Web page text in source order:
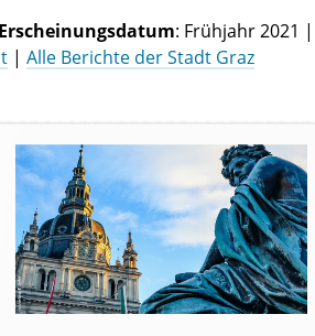
Erscheinungsdatum: Frühjahr 2021 |
| Alle Berichte der Stadt Graz